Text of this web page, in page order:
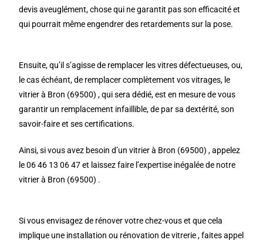
devis aveuglément, chose qui ne garantit pas son efficacité et
qui pourrait même engendrer des retardements sur la pose.
Ensuite, qu’il s’agisse de remplacer les vitres défectueuses, ou,
le cas échéant, de remplacer complètement vos vitrages, le
vitrier à Bron (69500) , qui sera dédié, est en mesure de vous
garantir un remplacement infaillible, de par sa dextérité, son
savoir-faire et ses certifications.
Ainsi, si vous avez besoin d’un vitrier à Bron (69500) , appelez
le 06 46 13 06 47 et laissez faire l’expertise inégalée de notre
vitrier à Bron (69500) .
Si vous envisagez de rénover votre chez-vous et que cela
implique une installation ou rénovation de vitrerie , faites appel